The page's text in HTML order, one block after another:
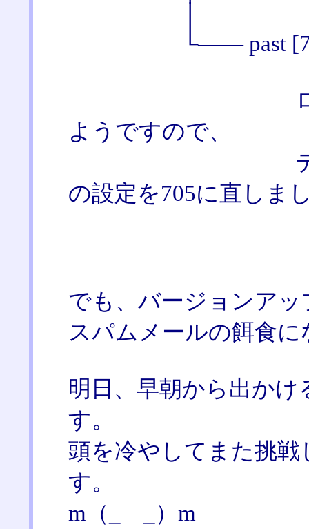
└―― past [705]
ロリホップ
ようですので、
ディレクト
の設定を705に直しま
でも、バージョンア
スパムメールの餌食
明日、早朝から出か
す。
頭を冷やしてまた挑
す。
m（_ _）m